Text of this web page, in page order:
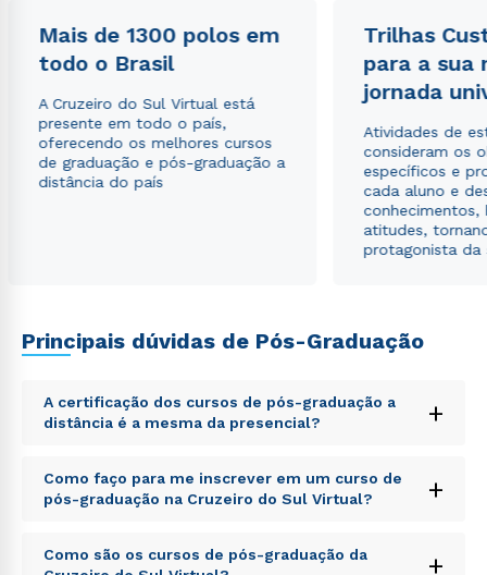
Mais de 1300 polos em
todo o Brasil
A Cruzeiro do Sul Virtual está
presente em todo o país,
oferecendo os melhores cursos
de graduação e pós-graduação a
distância do país
Trilhas
para a sua
jornada
Atividades de
consideram os
específicos e
cada aluno e
conhecimentos,
atitudes,
protagonista da
Principais dúvidas de Pós-Graduação
A certificação dos cursos de pós-graduação a
distância é a mesma da presencial?
+
Sed ut perspiciatis unde omnis iste natus error sit
voluptatem accusantium doloremque laudantium,
totam rem aperiam, eaque ipsa quae ab illo inventore
explicabo. Nemo enim ipsam voluptatem quia
Como faço para me inscrever em um curso de
pós-graduação na Cruzeiro do Sul Virtual?
+
Sed ut perspiciatis unde omnis iste natus error sit
voluptatem accusantium doloremque laudantium,
Como são os cursos de pós-graduação da
+
Política de Privacidade.
autorizo que meus dados sejam utilizados para o
envio de conteúdos da Cruzeiro do Sul.